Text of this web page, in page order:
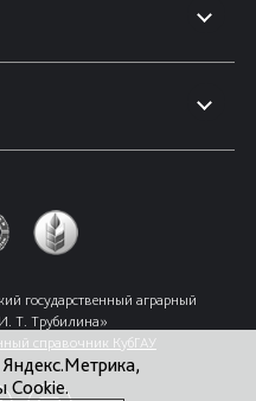
государственный аграрный
Т. Трубилина»
справочник КубГАУ
Cookie.